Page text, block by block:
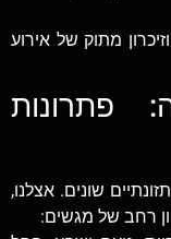
מתוק של אירוע
פתרונות
שונים. אצלנו,
רחב של מגשים: